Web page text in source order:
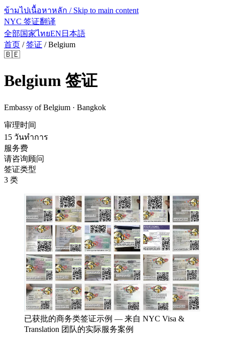
ข้ามไปเนื้อหาหลัก / Skip to main content
NYC 签证翻译
全部国家ไทยEN 日本語
首页 /签证 /Belgium
🇧🇪
Belgium 签证
Embassy of Belgium · Bangkok
审理时间
15 วันทำการ
服务费
请咨询顾问
签证类型
3 类
已获批的商务类签证示例 — 来自 NYC Visa &
Translation 团队的实际服务案例